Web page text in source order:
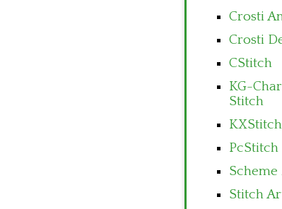
Crosti
Crosti
CStitch
KG-
Stitch
KXStitch
PcStitch
Scheme
Stitch